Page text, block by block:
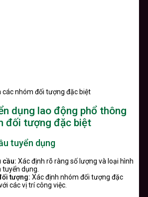
các nhóm đối tượng đặc biệt
dụng lao động phổ thông
đối tượng đặc biệt
tuyển dụng
cầu: Xác định rõ ràng số lượng và loại hình
dụng.
tượng: Xác định nhóm đối tượng đặc
các vị trí công việc.